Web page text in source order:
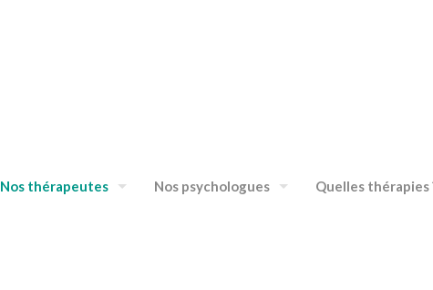
Nos thérapeutes Nos psychologues Quelles thérapies